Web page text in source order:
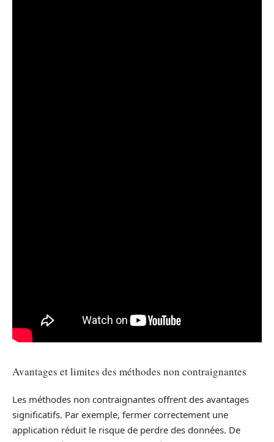
Avantages et limites des méthodes non contraignantes
Les méthodes non contraignantes offrent des avantages
significatifs. Par exemple, fermer correctement une
application réduit le risque de perdre des données. De